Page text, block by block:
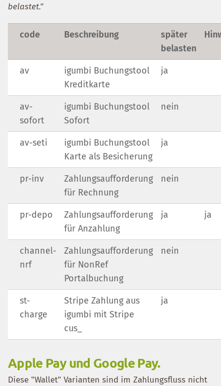
belastet."
code Beschreibung
später
belasten
av
igumbi Buchungstool
Kreditkarte
ja
av-
sofort
igumbi Buchungstool
Sofort
nein
av-seti
igumbi Buchungstool
Karte als Besicherung
ja
pr-inv
Zahlungsaufforderung
für Rechnung
nein
pr-depo
Zahlungsaufforderung
für Anzahlung
ja ja
channel-
nrf
Zahlungsaufforderung
für NonRef
Portalbuchung
nein
st-
charge
Stripe Zahlung aus
igumbi mit Stripe
cus_
ja
Apple Pay und Google Pay.
Diese "Wallet" Varianten sind im Zahlungsfluss nicht